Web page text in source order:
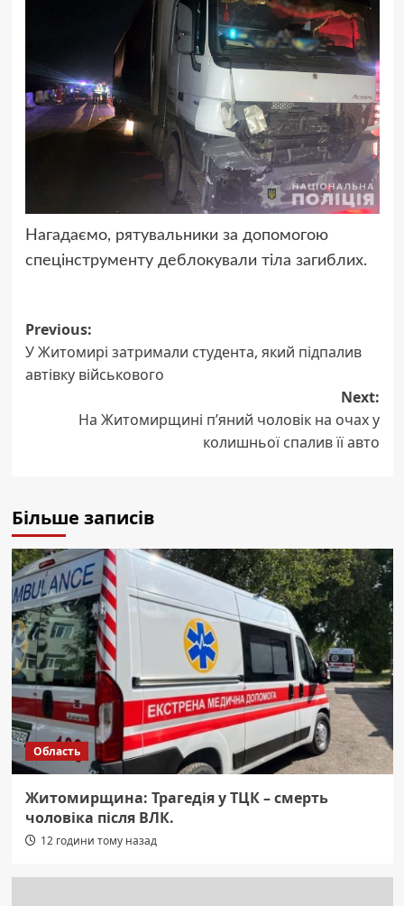
Нагадаємо, рятувальники за допомогою
спецінструменту деблокували тіла загиблих.
Post
navigation
Previous:
У Житомирі затримали студента, який підпалив
автівку військового
Next:
На Житомирщині п’яний чоловік на очах у
колишньої спалив її авто
Більше записів
Область
Житомирщина: Трагедія у ТЦК – смерть
чоловіка після ВЛК.
12 години тому назад